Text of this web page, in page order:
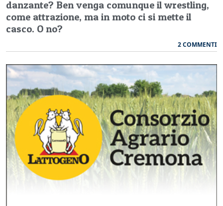
danzante? Ben venga comunque il wrestling,
come attrazione, ma in moto ci si mette il
casco. O no?
2 COMMENTI